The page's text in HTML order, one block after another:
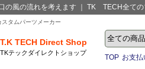
の風の流れを考えます ｜ TK TECH全て
タムパーツメーカー
T.K TECH Direct Shop
TKテックダイレクトショップ
TOP お支払